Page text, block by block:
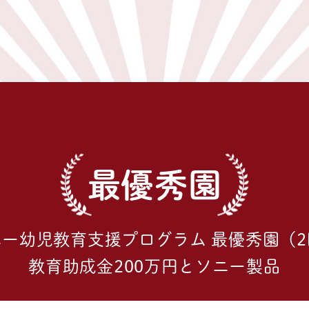
最優秀園
幼児教育支援プログラム 最優秀園（
教育助成金200万円とソニー製品